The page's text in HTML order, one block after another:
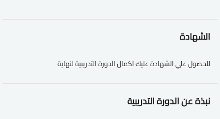
الشهادة
للحصول علي الشهادة عليك اكمال الدورة التدريبية لنهاية
نبذة عن الدورة التدريبية